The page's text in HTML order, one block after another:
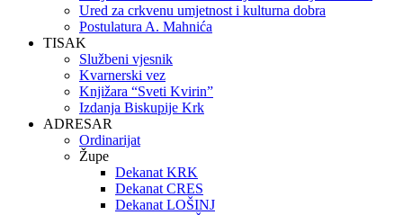
Ured za crkvenu umjetnost i kulturna dobra
Postulatura A. Mahnića
TISAK
Službeni vjesnik
Kvarnerski vez
Knjižara “Sveti Kvirin”
Izdanja Biskupije Krk
ADRESAR
Ordinarijat
Župe
Dekanat KRK
Dekanat CRES
Dekanat LOŠINJ